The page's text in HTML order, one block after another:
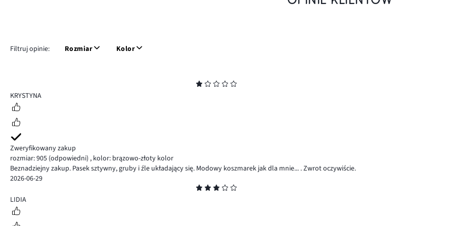
Filtruj opinie: Rozmiar Kolor
1
KRYSTYNA
Zweryfikowany zakup
rozmiar: 905 (odpowiedni) , kolor: brązowo-złoty kolor
Beznadziejny zakup. Pasek sztywny, gruby i źle układający się. Modowy koszmarek jak dla mnie... . Zwrot oczywiście.
2026-06-29
3LIDIA